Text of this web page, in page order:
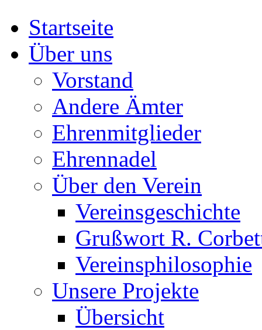
Startseite
Über uns
Vorstand
Andere Ämter
Ehrenmitglieder
Ehrennadel
Über den Verein
Vereinsgeschichte
Grußwort R.
Vereinsphilosophie
Unsere Projekte
Übersicht